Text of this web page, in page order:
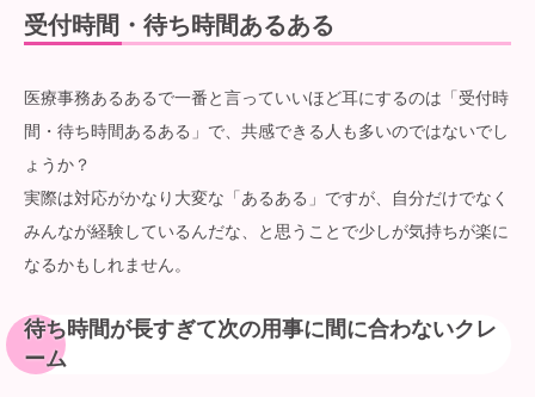
受付時間・待ち時間あるある
医療事務あるあるで一番と言っていいほど耳にするのは「受付時
間・待ち時間あるある」で、共感できる人も多いのではないでし
ょうか？
実際は対応がかなり大変な「あるある」ですが、自分だけでなく
みんなが経験しているんだな、と思うことで少しが気持ちが楽に
なるかもしれません。
待ち時間が長すぎて次の用事に間に合わないクレ
ーム